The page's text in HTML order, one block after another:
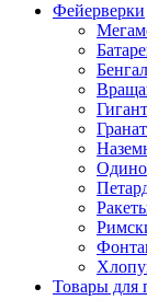
Фейерверки
Товары для